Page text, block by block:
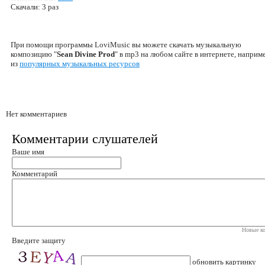
Скачали: 3 раз
При помощи программы LoviMusic вы можете скачать музыкальную
композицию "Sean Divine Prod" в mp3 на любом сайте в интернете,
из популярных музыкальных ресурсов
Нет комментариев
Комментарии слушателей
Ваше имя
Комментарий
Новые
Введите защиту
обновить картинку